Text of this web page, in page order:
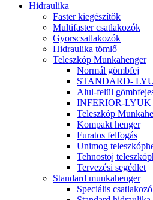
Hidraulika
Faster kiegészítők
Multifaster csatlakozók
Gyorscsatlakozók
Hidraulika tömlő
Teleszkóp Munkahenger
Normál gömbfej
STANDARD-
Alul-felül
INFERIOR-LYUK
Teleszkóp
Kompakt henger
Furatos felfogás
Unimog
Tehnostoj
Tervezési segédlet
Standard munkahenger
Speciális